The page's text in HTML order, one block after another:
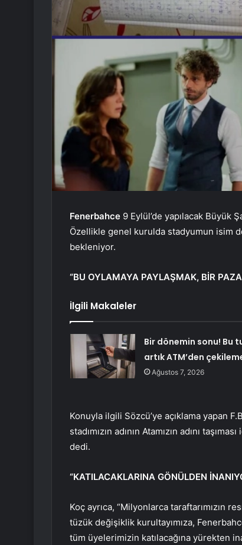
Fenerbahce 9 Eylül’de yapılacak Büyük
Özellikle genel kurulda stadyumun isim
bekleniyor.
“BU OYLAMAYA PAYLAŞMAK, BİR
İlgili Makaleler
Bir dönemin sonu! Bu
artık ATM’den
Ağustos 7, 2026
Konuyla ilgili Sözcü’ye açıklama yapan
stadımızın adının Atamızın adını
dedi.
“KATILACAKLARINA GÖNÜLDEN
Koç ayrıca, “Milyonlarca taraftarımızın
tüzük değişiklik kurultayımıza,
tüm üyelerimizin katılacağına yürekten